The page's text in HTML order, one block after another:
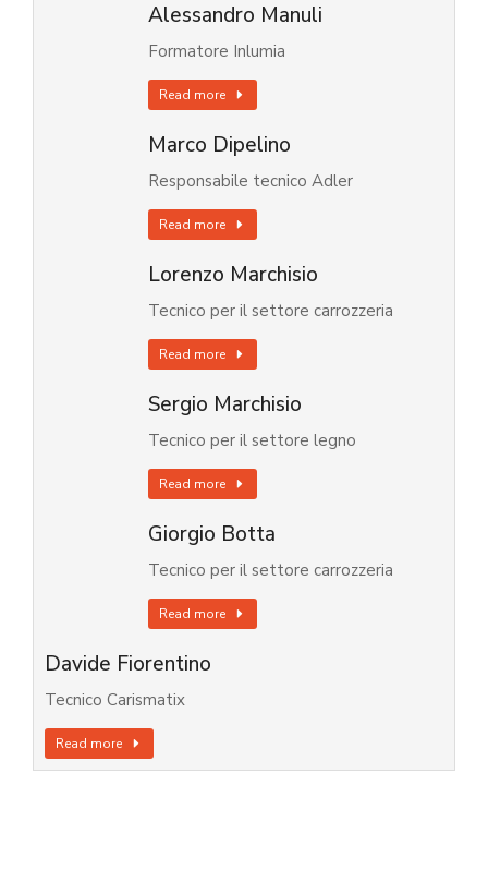
Alessandro Manuli
Formatore Inlumia
Read more
Marco Dipelino
Responsabile tecnico Adler
Read more
Lorenzo Marchisio
Tecnico per il settore carrozzeria
Read more
Sergio Marchisio
Tecnico per il settore legno
Read more
Giorgio Botta
Tecnico per il settore carrozzeria
Read more
Davide Fiorentino
Tecnico Carismatix
Read more